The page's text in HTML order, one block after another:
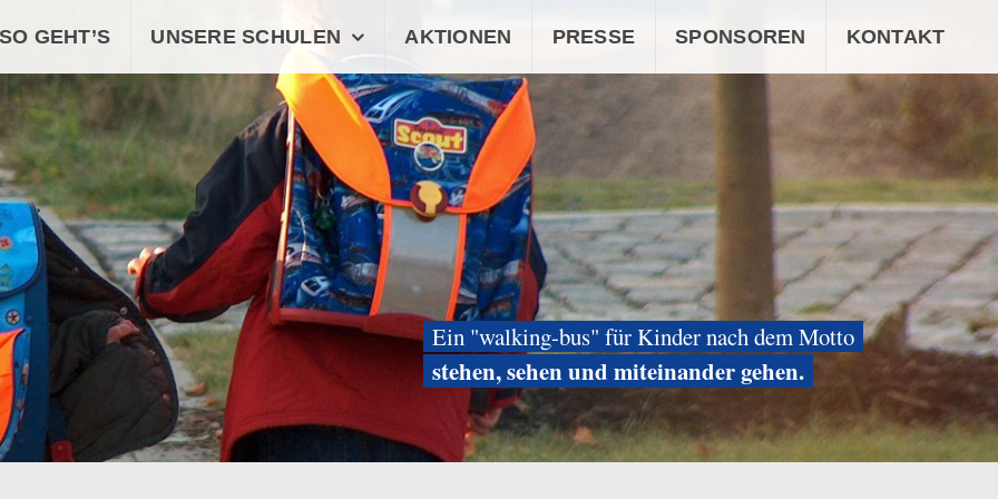
SO GEHT’S UNSERE SCHULEN AKTIONEN PRESSE SPONSOREN KONTAKT
Ein "walking-bus" für Kinder nach dem Motto
stehen, sehen und miteinander gehen.